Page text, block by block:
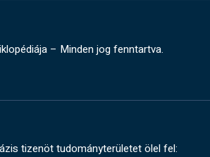
– Minden jog fenntartva.
tizenöt tudományterületet ölel fel: